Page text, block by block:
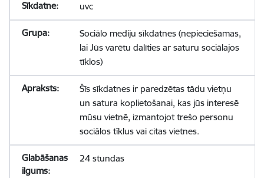
uvc
Sociālo mediju sīkdatnes (nepieciešamas,
lai Jūs varētu dalīties ar saturu sociālajos
tīklos)
Šīs sīkdatnes ir paredzētas tādu vietņu
un satura koplietošanai, kas jūs interesē
mūsu vietnē, izmantojot trešo personu
sociālos tīklus vai citas vietnes.
24 stundas